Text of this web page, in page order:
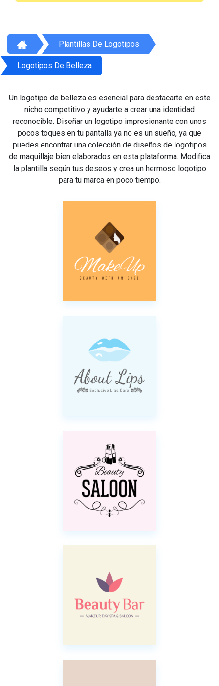
Plantillas De Logotipos
Logotipos De Belleza
Un logotipo de belleza es esencial para destacarte en este
nicho competitivo y ayudarte a crear una identidad
reconocible. Diseñar un logotipo impresionante con unos
pocos toques en tu pantalla ya no es un sueño, ya que
puedes encontrar una colección de diseños de logotipos
de maquillaje bien elaborados en esta plataforma. Modifica
la plantilla según tus deseos y crea un hermoso logotipo
para tu marca en poco tiempo.